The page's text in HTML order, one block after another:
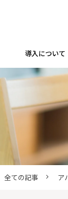
導入について
全ての記事 ア